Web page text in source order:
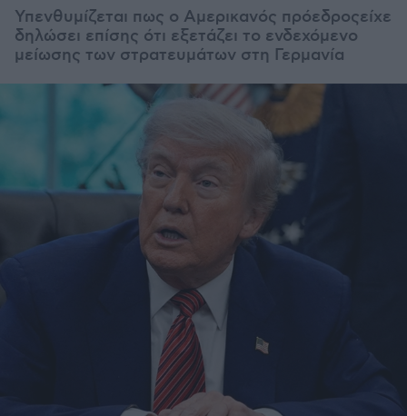
Υπενθυμίζεται πως ο Αμερικανός πρόεδροςείχε
δηλώσει επίσης ότι εξετάζει το ενδεχόμενο
μείωσης των στρατευμάτων στη Γερμανία